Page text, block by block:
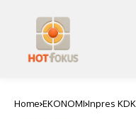
Home EKONOMI Inpres